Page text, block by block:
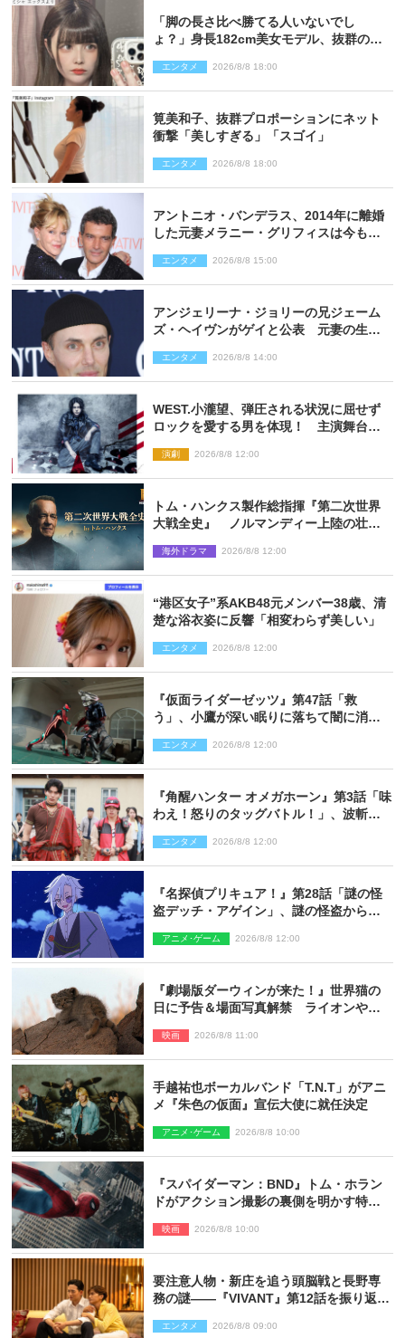
「脚の長さ比べ勝てる人いないでし
ょ？」身長182cm美女モデル、抜群のプ
エンタメ 2026/8/8 18:00
筧美和子、抜群プロポーションにネット
衝撃「美しすぎる」「スゴイ」
エンタメ 2026/8/8 18:00
アントニオ・バンデラス、2014年に離婚
した元妻メラニー・グリフィスは今も
エンタメ 2026/8/8 15:00
アンジェリーナ・ジョリーの兄ジェーム
ズ・ヘイヴンがゲイと公表 元妻の生配
エンタメ 2026/8/8 14:00
WEST.小瀧望、弾圧される状況に屈せず
ロックを愛する男を体現！ 主演舞台
演劇 2026/8/8 12:00
トム・ハンクス製作総指揮『第二次世界
大戦全史』 ノルマンディー上陸の壮絶
海外ドラマ 2026/8/8 12:00
“港区女子”系AKB48元メンバー38歳、清
楚な浴衣姿に反響「相変わらず美しい」
エンタメ 2026/8/8 12:00
『仮面ライダーゼッツ』第47話「救
う」、小鷹が深い眠りに落ちて闇に消え
エンタメ 2026/8/8 12:00
『角醒ハンター オメガホーン』第3話「味
わえ！怒りのタッグバトル！」、波斬の
エンタメ 2026/8/8 12:00
『名探偵プリキュア！』第28話「謎の怪
盗デッチ・アゲイン」、謎の怪盗から不
アニメ･ゲーム 2026/8/8 12:00
『劇場版ダーウィンが来た！』世界猫の
日に予告＆場面写真解禁 ライオンやマ
映画 2026/8/8 11:00
手越祐也ボーカルバンド「T.N.T」がアニ
メ『朱色の仮面』宣伝大使に就任決定
アニメ･ゲーム 2026/8/8 10:00
『スパイダーマン：BND』トム・ホラン
ドがアクション撮影の裏側を明かす特別
映画 2026/8/8 10:00
要注意人物・新庄を追う頭脳戦と長野専
務の謎――『VIVANT』第12話を振り返
エンタメ 2026/8/8 09:00